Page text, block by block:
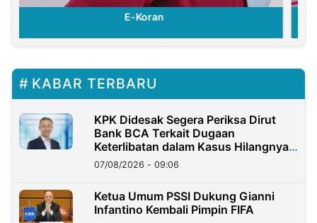
E-Koran
KABAR TERBARU
KPK Didesak Segera Periksa Dirut
Bank BCA Terkait Dugaan
Keterlibatan dalam Kasus Hilangnya
Dana Nasabah Rp2,58 Miliar
07/08/2026 - 09:06
Ketua Umum PSSI Dukung Gianni
Infantino Kembali Pimpin FIFA